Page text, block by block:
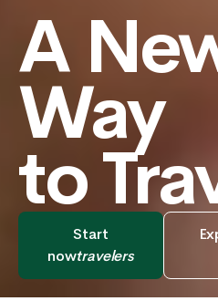
A
Way
to
Start
nowtravelers